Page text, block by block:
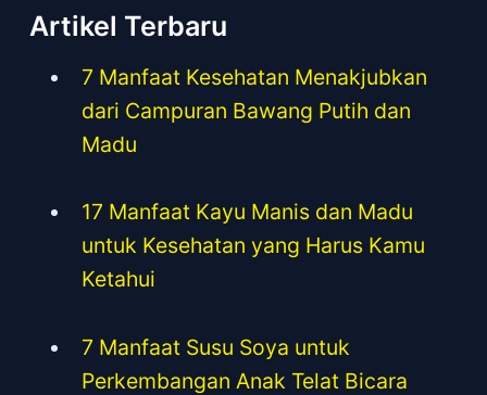
Artikel Terbaru
7 Manfaat Kesehatan Menakjubkan
dari Campuran Bawang Putih dan
Madu
17 Manfaat Kayu Manis dan Madu
untuk Kesehatan yang Harus Kamu
Ketahui
7 Manfaat Susu Soya untuk
Perkembangan Anak Telat Bicara